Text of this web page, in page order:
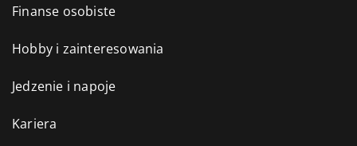
Finanse osobiste
Hobby i zainteresowania
Jedzenie i napoje
Kariera